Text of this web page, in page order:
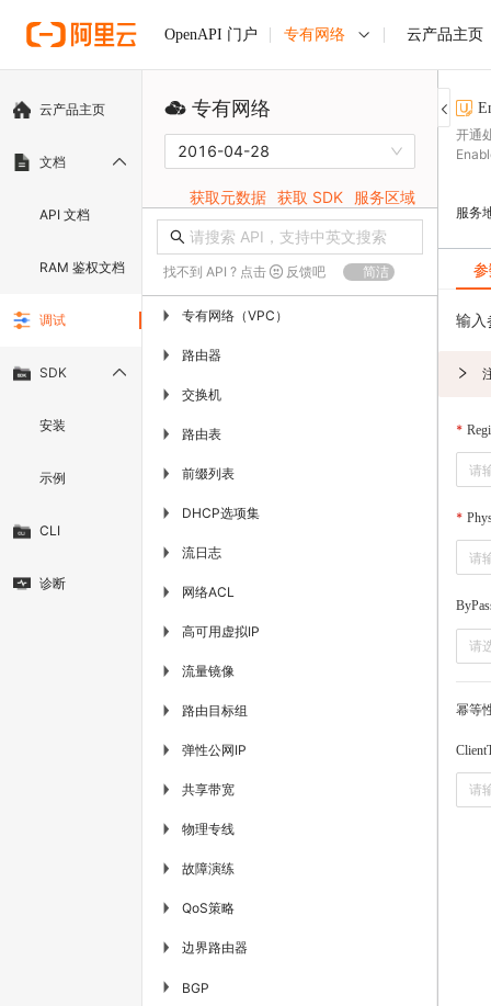
OpenAPI 门户 专有网络 云产品主页
云产品主页
文档
API 文档
RAM 鉴权文档
调试
SDK
安装
示例
CLI
诊断
专有网络
2016-04-28
获取元数据 获取 SDK 服务区域
找不到 API ? 点击 反馈吧 简洁
▶ 专有网络（VPC）
▶ 路由器
▶ 交换机
▶ 路由表
▶ 前缀列表
▶ DHCP选项集
▶ 流日志
▶ 网络ACL
▶ 高可用虚拟IP
▶ 流量镜像
▶ 路由目标组
▶ 弹性公网IP
▶ 共享带宽
▶ 物理专线
▶ 故障演练
▶ QoS策略
▶ 边界路由器
▶ BGP
开通
服务
输入
请
幂等